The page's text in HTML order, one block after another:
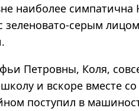
наиболее симпатична
зеленовато-серым
Петровны, Коля,
и вскоре вместе
поступил в